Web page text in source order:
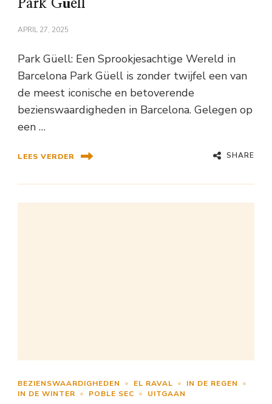
Park Güell
APRIL 27, 2025
Park Güell: Een Sprookjesachtige Wereld in
Barcelona Park Güell is zonder twijfel een van
de meest iconische en betoverende
bezienswaardigheden in Barcelona. Gelegen op
een …
LEES VERDER SHARE
BEZIENSWAARDIGHEDEN EL RAVAL
IN DE REGEN
IN DE WINTER
POBLE SEC UITGAAN